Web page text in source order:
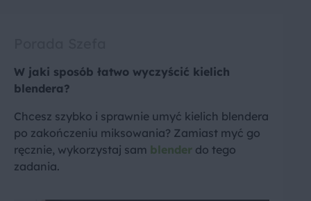
W jaki sposób łatwo wyczyścić kielich
blendera?
Chcesz szybko i sprawnie umyć kielich blendera
po zakończeniu miksowania? Zamiast myć go
ręcznie, wykorzystaj sam blender do tego
zadania.